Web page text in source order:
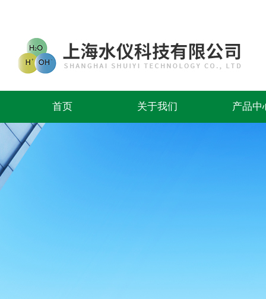
首页 关于我们 产品中